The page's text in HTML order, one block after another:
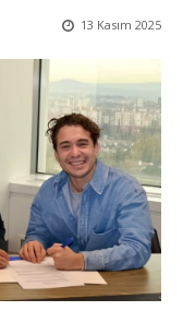
13 Kasım 2025